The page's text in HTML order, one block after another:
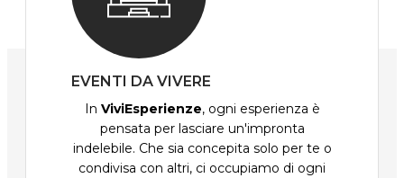
EVENTI DA VIVERE
In ViviEsperienze, ogni esperienza è
pensata per lasciare un'impronta
indelebile. Che sia concepita solo per te o
condivisa con altri, ci occupiamo di ogni